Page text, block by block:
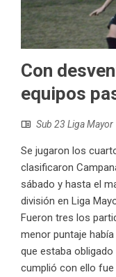
Con
equipos
Sub 23 Liga Mayor
Se jugaron los
clasificaron
sábado y hasta el
división en Liga
Fueron tres los
menor puntaje
que estaba
cumplió con ello fue